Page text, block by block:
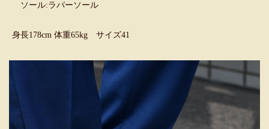
ソール:ラバーソール
身長178cm 体重65kg サイズ41